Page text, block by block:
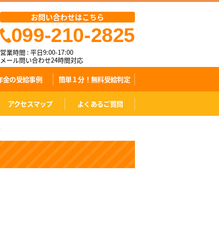
お問い合わせはこちら
099-210-2825
営業時間 : 平日9:00-17:00
メール問い合わせ24時間対応
金の受給事例 簡単１分！無料受給判定
アクセスマップ よくあるご質問